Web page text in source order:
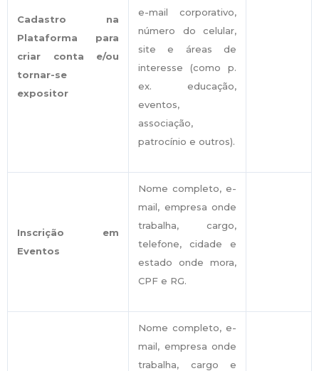
Cadastro na
Plataforma para
criar conta e/ou
tornar-se
expositor
e-mail corporativo,
número do celular,
site e áreas de
interesse (como p.
ex. educação,
eventos,
associação,
patrocínio e outros).
Inscrição em
Eventos
Nome completo, e-
mail, empresa onde
trabalha, cargo,
telefone, cidade e
estado onde mora,
CPF e RG.
Nome completo, e-
mail, empresa onde
trabalha, cargo e